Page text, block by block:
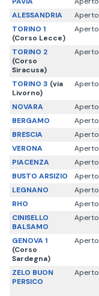
ALESSANDRIA
Aperto
TORINO 1
(Corso Lecce)
Aperto
TORINO 2
(Corso
Siracusa)
Aperto
TORINO 3 (via
Livorno)
Aperto
NOVARA Aperto
BERGAMO
Aperto
BRESCIA
Aperto
VERONA
Aperto
PIACENZA
Aperto
BUSTO ARSIZIO
Aperto
LEGNANO
Aperto
RHO
Aperto
CINISELLO
BALSAMO
Aperto
GENOVA 1
(Corso
Sardegna)
Aperto
ZELO BUON
PERSICO
Aperto